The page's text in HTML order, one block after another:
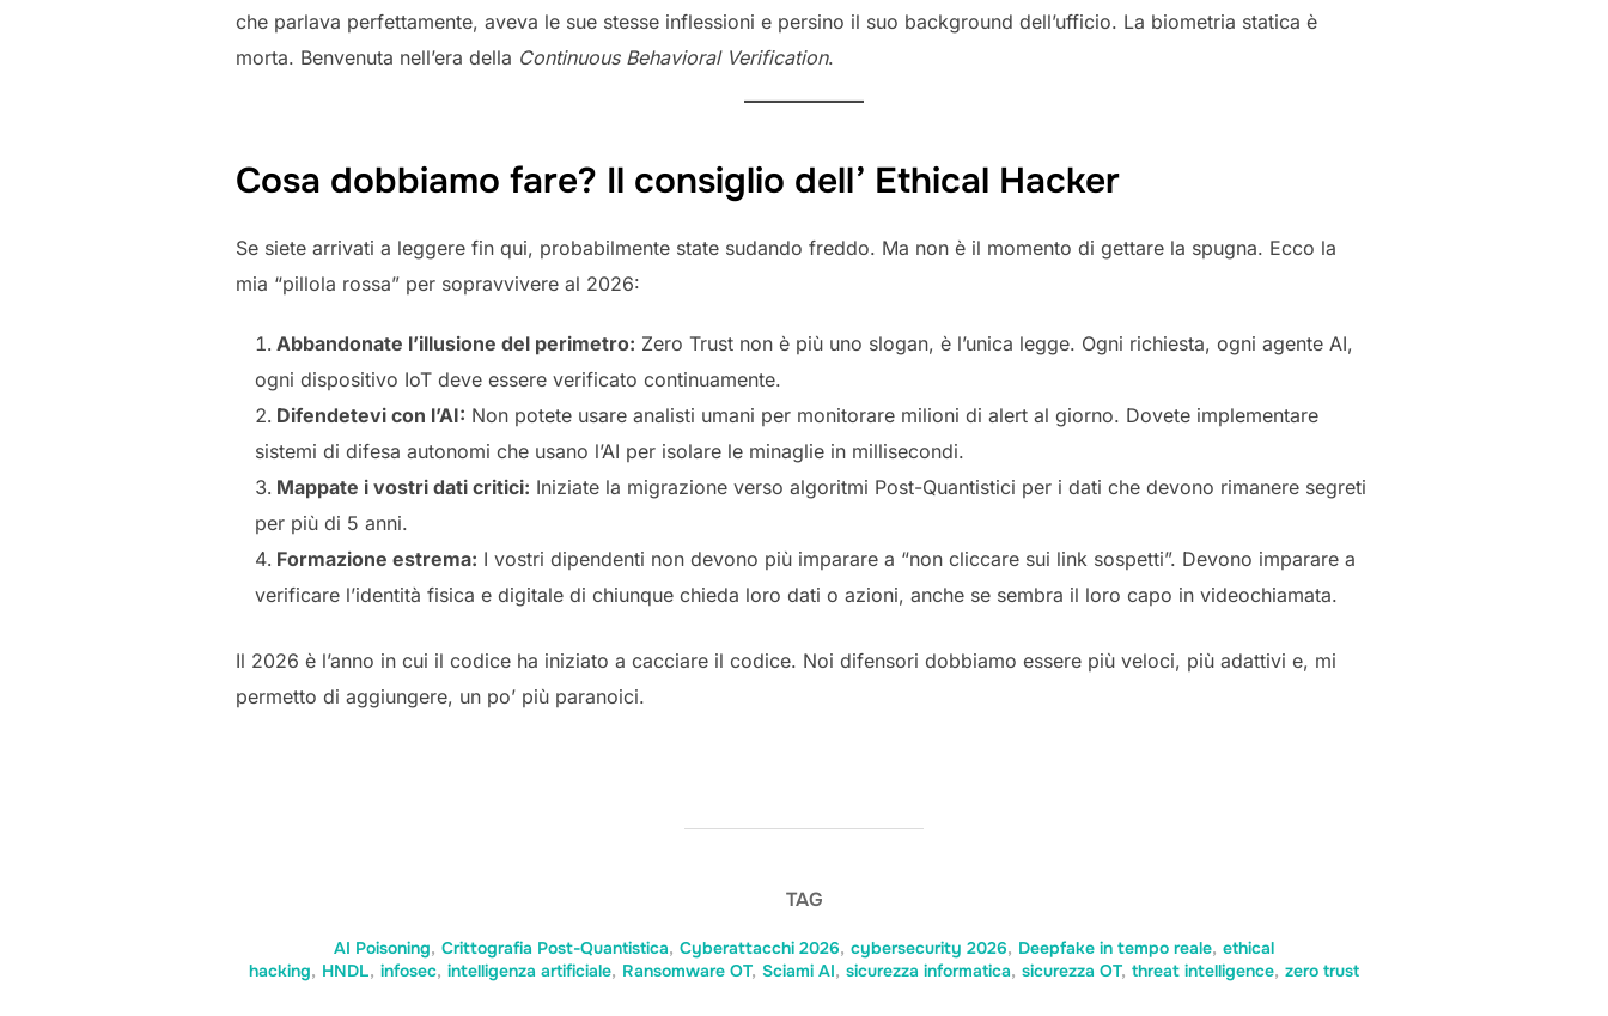
che parlava perfettamente, aveva le sue stesse inflessioni e persino il suo background dell’ufficio. La biometria statica è
morta. Benvenuta nell’era della Continuous Behavioral Verification.
Cosa dobbiamo fare? Il consiglio dell’ Ethical Hacker
Se siete arrivati a leggere fin qui, probabilmente state sudando freddo. Ma non è il momento di gettare la spugna. Ecco la
mia “pillola rossa” per sopravvivere al 2026:
Abbandonate l’illusione del perimetro: Zero Trust non è più uno slogan, è l’unica legge. Ogni richiesta, ogni agente AI,
ogni dispositivo IoT deve essere verificato continuamente.
Difendetevi con l’AI: Non potete usare analisti umani per monitorare milioni di alert al giorno. Dovete implementare
sistemi di difesa autonomi che usano l’AI per isolare le minaglie in millisecondi.
Mappate i vostri dati critici: Iniziate la migrazione verso algoritmi Post-Quantistici per i dati che devono rimanere segreti
per più di 5 anni.
Formazione estrema: I vostri dipendenti non devono più imparare a “non cliccare sui link sospetti”. Devono imparare a
verificare l’identità fisica e digitale di chiunque chieda loro dati o azioni, anche se sembra il loro capo in videochiamata.
Il 2026 è l’anno in cui il codice ha iniziato a cacciare il codice. Noi difensori dobbiamo essere più veloci, più adattivi e, mi
permetto di aggiungere, un po’ più paranoici.
TAG
AI Poisoning, Crittografia Post-Quantistica, Cyberattacchi 2026, cybersecurity 2026, Deepfake in tempo reale, ethical
hacking, HNDL, infosec, intelligenza artificiale, Ransomware OT, Sciami AI, sicurezza informatica, sicurezza OT, threat intelligence, zero trust